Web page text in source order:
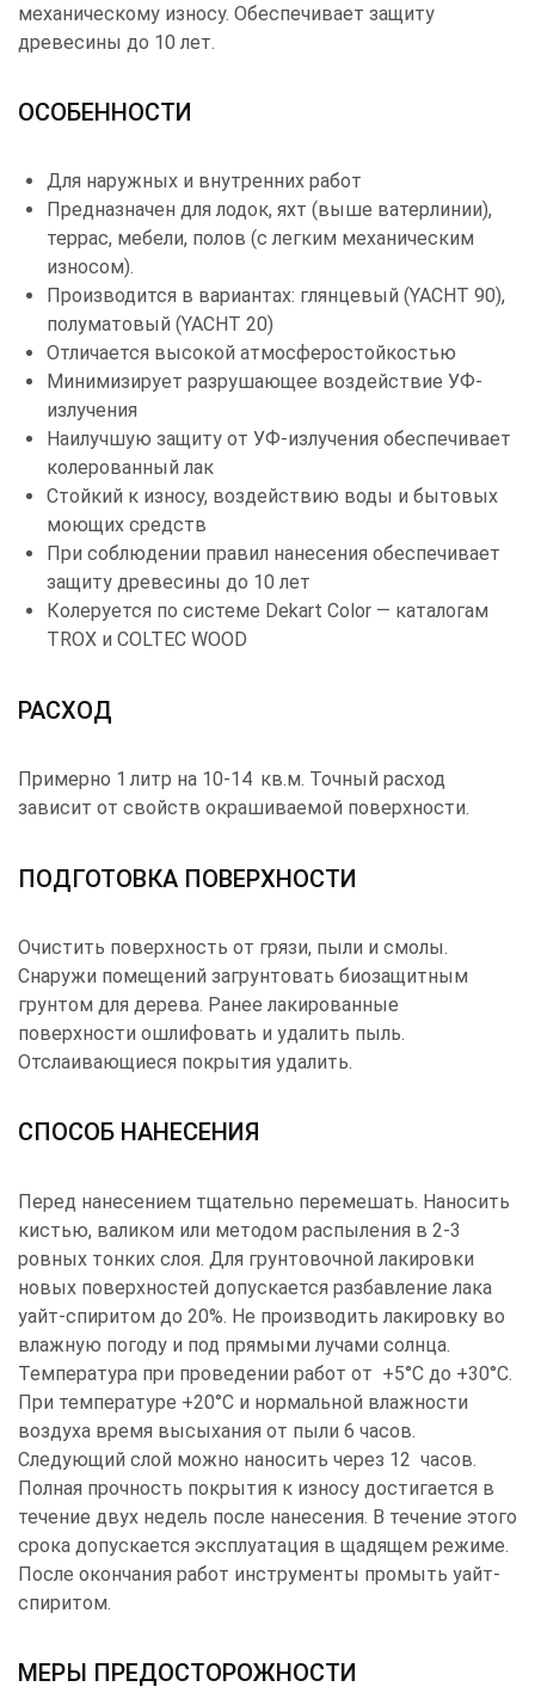
механическому износу. Обеспечивает защиту
древесины до 10 лет.
ОСОБЕННОСТИ
Для наружных и внутренних работ
Предназначен для лодок, яхт (выше ватерлинии),
террас, мебели, полов (с легким механическим
износом).
Производится в вариантах: глянцевый (YACHT 90),
полуматовый (YACHT 20)
Отличается высокой атмосферостойкостью
Минимизирует разрушающее воздействие ­УФ-
излучения
Наилучшую защиту от УФ-излучения обеспечивает
колерованный лак
Стойкий к износу, воздействию воды и бытовых
моющих средств
При соблюдении правил нанесения обеспечивает
защиту древесины до 10 лет
Колеруется по системе Dekart Color — каталогам
TROX и COLTEC WOOD
РАСХОД
Примерно 1 литр на 10-14 кв.м. Точный расход
зависит от свойств окрашиваемой поверхности.
ПОДГОТОВКА ПОВЕРХНОСТИ
Очистить поверхность от грязи, пыли и смолы.
Снаружи помещений загрунтовать биозащитным
грунтом для дерева. Ранее лакированные
поверхности ошлифовать и удалить пыль.
Отслаивающиеся покрытия удалить.
СПОСОБ НАНЕСЕНИЯ
Перед нанесением тщательно перемешать. Нано­сить
кистью, валиком или методом распыления в 2-3
ровных тонких слоя. Для грунтовочной лакировки
новых поверхностей допускается разбавление лака
уайт-спиритом до 20%. Не производить лакировку во
влажную погоду и под прямыми лучами солнца.
Температура при проведении работ от +5°С до +30°С.
При температуре +20°С и нормальной влажности
воздуха время высыхания от пыли 6 часов.
Следующий слой можно наносить через 12 часов.
Полная прочность покрытия к износу достигается в
течение двух недель после нанесения. В течение этого
срока допускается эксплуатация в щадящем режиме.
После окончания работ инструменты промыть уайт-
спиритом.
МЕРЫ ПРЕДОСТОРОЖНОСТИ